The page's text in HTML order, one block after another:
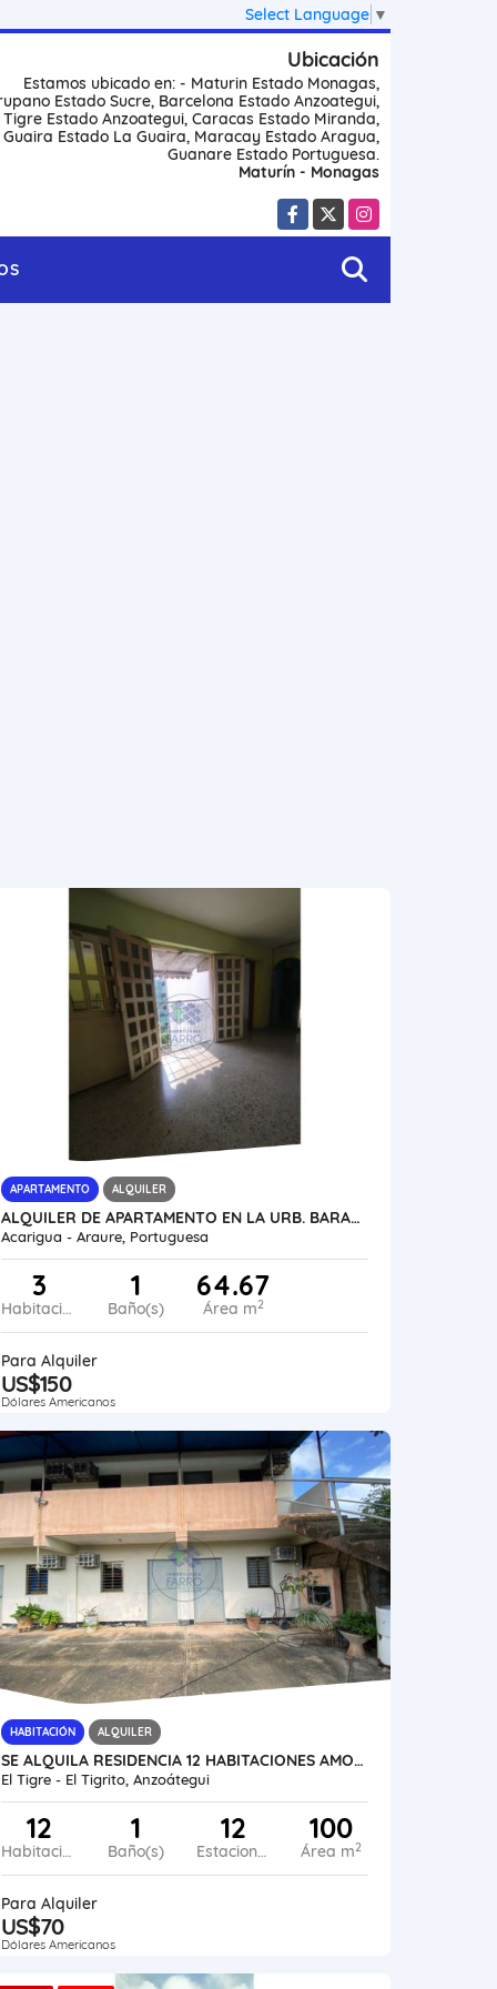
Select Language ▼
Ubicación
Estamos ubicado en: - Maturin Estado Monagas,
Estado Sucre, Barcelona Estado Anzoategui,
Tigre Estado Anzoategui, Caracas Estado Miranda,
Estado La Guaira, Maracay Estado Aragua,
Guanare Estado Portuguesa.
Maturín - Monagas
Facebook
X Instagram
APARTAMENTO ALQUILER
ALQUILER DE APARTAMENTO EN LA URB. BARAURE VE24-028UB-CHER
Acarigua - Araure, Portuguesa
3
Habitaciones
1
Baño(s)
64.67
Área m2
Para Alquiler
US$150
Dólares Americanos
HABITACIÓN ALQUILER
SE ALQUILA RESIDENCIA 12 HABITACIONES AMOBLADAS VE45-212ET-JFUE-NGAR
El Tigre - El Tigrito, Anzoátegui
12
Habitaciones
1
Baño(s)
12
Estacionamiento
100
Área m2
Para Alquiler
US$70
Dólares Americanos